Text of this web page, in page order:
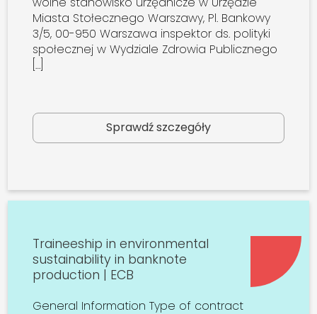
Miasta Stołecznego Warszawy, Pl. Bankowy
3/5, 00-950 Warszawa inspektor ds. polityki
społecznej w Wydziale Zdrowia Publicznego
[…]
Sprawdź szczegóły
Traineeship in environmental
sustainability in banknote
production | ECB
General Information Type of contract